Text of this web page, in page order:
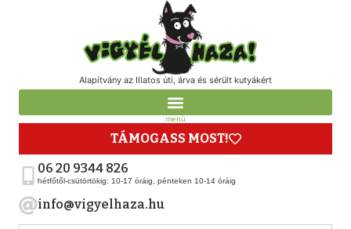
Alapítvány az Illatos úti, árva és sérült kutyákért
menü
TÁMOGASS MOST!
06 20 9344 826
hétfőtől-csütörtökig: 10-17 óráig, pénteken 10-14 óráig
info@vigyelhaza.hu